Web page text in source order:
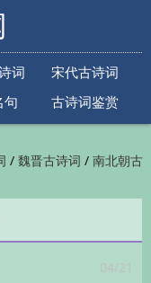
词
宋代古诗词
句
古诗词鉴赏
/魏晋古诗词 /南北朝古
元代古诗词/明代古诗词
词
上一句/
04/21